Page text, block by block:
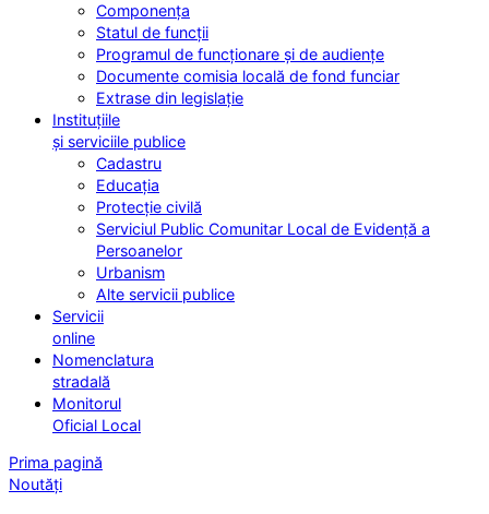
Componența
Statul de funcții
Programul de funcționare și de audiențe
Documente comisia locală de fond funciar
Extrase din legislație
Instituțiile
și serviciile publice
Cadastru
Educația
Protecție civilă
Serviciul Public Comunitar Local de Evidență a
Persoanelor
Urbanism
Alte servicii publice
Servicii
online
Nomenclatura
stradală
Monitorul
Oficial Local
Prima pagină
Noutăți